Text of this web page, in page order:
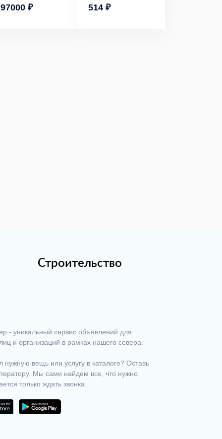
97000 ₽ 514 ₽
Строительство
- уникальный сервис объявлений для
и организаций в рамках нашего севера.
вещь или услугу в каталоге? Оставь
Мы сами найдем все, что нужно.
только ждать звонка.